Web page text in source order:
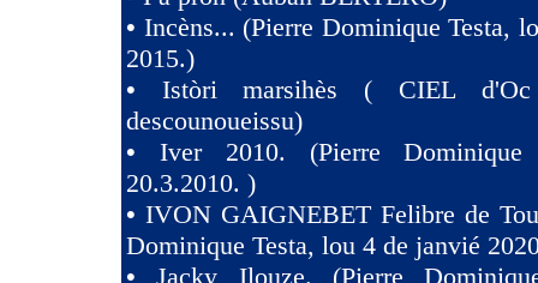
• Incèns... (Pierre Dominique Testa,
2015.)
• Istòri marsihès ( CIEL
descounoueissu)
• Iver 2010. (Pierre
20.3.2010. )
• IVON GAIGNEBET Felibre de
Dominique Testa, lou 4 de janvié
•Jacky Ilouze. (Pierre